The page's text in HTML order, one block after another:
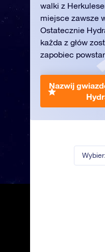
walki z
miejsce zawsze
Ostatecznie
każda z głów
zapobiec
Nazwij